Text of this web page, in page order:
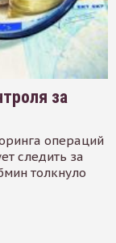
за
операций
следить за
толкнуло